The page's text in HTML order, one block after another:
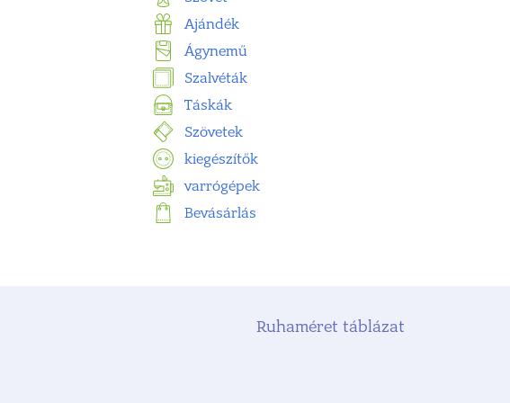
Ajándék
Ágynemű
Szalvéták
Táskák
Szövetek
kiegészítők
varrógépek
Bevásárlás
Ruhaméret táblázat